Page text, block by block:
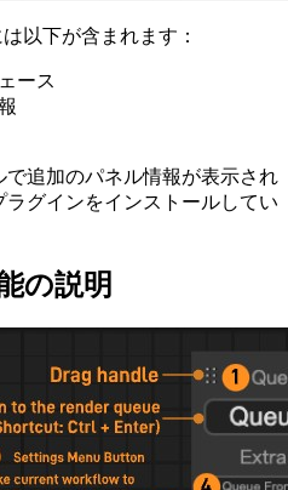
以下が含まれます：
ース
追加のパネル情報が表示され
グインをインストールしてい
の説明